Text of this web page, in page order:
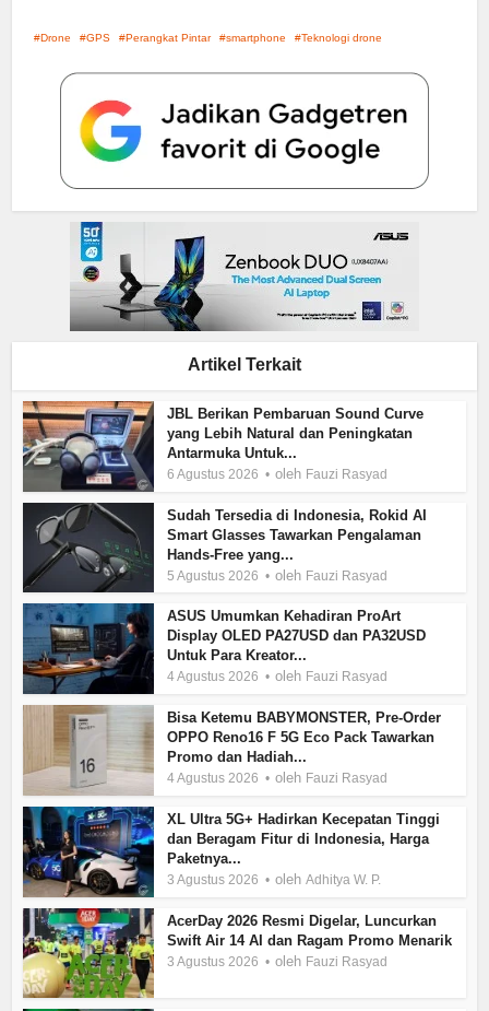
Drone GPS Perangkat Pintar smartphone Teknologi drone
Artikel Terkait
JBL Berikan Pembaruan Sound Curve
yang Lebih Natural dan Peningkatan
Antarmuka Untuk...
6 Agustus 2026 oleh Fauzi Rasyad
Sudah Tersedia di Indonesia, Rokid AI
Smart Glasses Tawarkan Pengalaman
Hands-Free yang...
5 Agustus 2026 oleh Fauzi Rasyad
ASUS Umumkan Kehadiran ProArt
Display OLED PA27USD dan PA32USD
Untuk Para Kreator...
4 Agustus 2026 oleh Fauzi Rasyad
Bisa Ketemu BABYMONSTER, Pre-Order
OPPO Reno16 F 5G Eco Pack Tawarkan
Promo dan Hadiah...
4 Agustus 2026 oleh Fauzi Rasyad
XL Ultra 5G+ Hadirkan Kecepatan Tinggi
dan Beragam Fitur di Indonesia, Harga
Paketnya...
3 Agustus 2026 olehAdhitya W. P.
AcerDay 2026 Resmi Digelar, Luncurkan
Swift Air 14 AI dan Ragam Promo Menarik
3 Agustus 2026 oleh Fauzi Rasyad